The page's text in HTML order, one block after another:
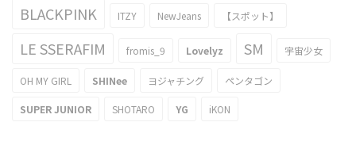
BLACKPINK ITZY NewJeans 【スポット】
LE SSERAFIM fromis_9 Lovelyz SM 宇宙少女
OH MY GIRL SHINee ヨジャチング ペンタゴン
SUPER JUNIOR SHOTARO YG iKON